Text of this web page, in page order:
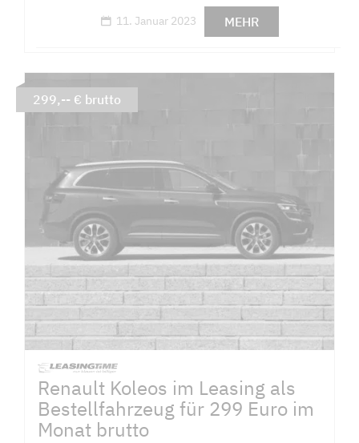
11. Januar 2023 MEHR
Renault Koleos im Leasing als
Bestellfahrzeug für 299 Euro im
Monat brutto
299,-- € brutto